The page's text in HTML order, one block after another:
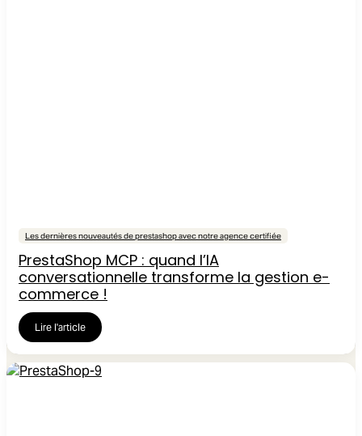
Les dernières nouveautés de prestashop avec notre agence certifiée
PrestaShop MCP : quand l’IA
conversationnelle transforme la gestion e-
commerce !
Lire l'article